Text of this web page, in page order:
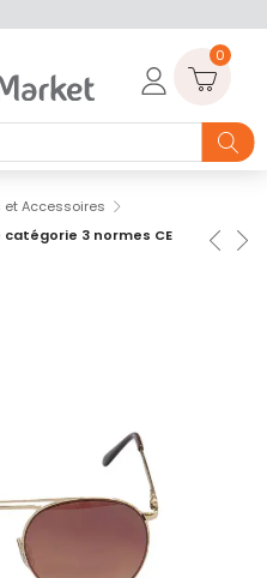
0
et Accessoires
3 normes CE